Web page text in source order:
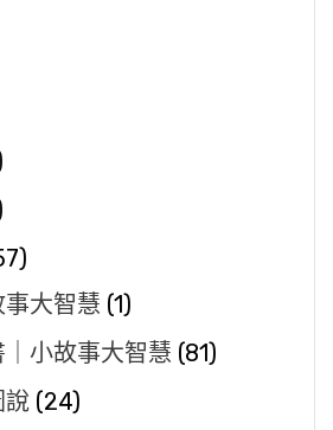
大智慧 (1)
小故事大智慧 (81)
說 (24)